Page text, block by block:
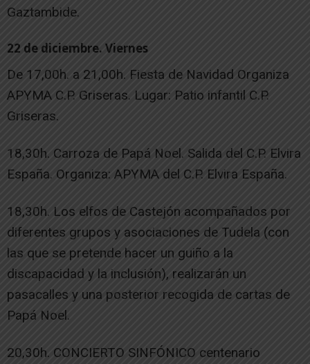
Gaztambide.
22 de diciembre. Viernes
De 17,00h. a 21,00h. Fiesta de Navidad Organiza
APYMA C.P. Griseras. Lugar: Patio infantil C.P.
Griseras.
18,30h. Carroza de Papá Noel. Salida del C.P. Elvira
España. Organiza: APYMA del C.P. Elvira España.
18,30h. Los elfos de Castejón acompañados por
diferentes grupos y asociaciones de Tudela (con
las que se pretende hacer un guiño a la
discapacidad y la inclusión), realizarán un
pasacalles y una posterior recogida de cartas de
Papá Noel.
20,30h. CONCIERTO SINFÓNICO centenario